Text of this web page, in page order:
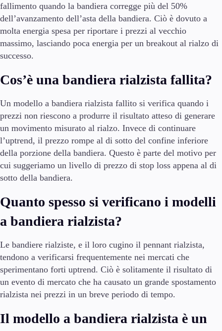
fallimento quando la bandiera corregge più del 50%
dell’avanzamento dell’asta della bandiera. Ciò è dovuto a
molta energia spesa per riportare i prezzi al vecchio
massimo, lasciando poca energia per un breakout al rialzo di
successo.
Cos’è una bandiera rialzista fallita?
Un modello a bandiera rialzista fallito si verifica quando i
prezzi non riescono a produrre il risultato atteso di generare
un movimento misurato al rialzo. Invece di continuare
l’uptrend, il prezzo rompe al di sotto del confine inferiore
della porzione della bandiera. Questo è parte del motivo per
cui suggeriamo un livello di prezzo di stop loss appena al di
sotto della bandiera.
Quanto spesso si verificano i modelli
a bandiera rialzista?
Le bandiere rialziste, e il loro cugino il pennant rialzista,
tendono a verificarsi frequentemente nei mercati che
sperimentano forti uptrend. Ciò è solitamente il risultato di
un evento di mercato che ha causato un grande spostamento
rialzista nei prezzi in un breve periodo di tempo.
Il modello a bandiera rialzista è un